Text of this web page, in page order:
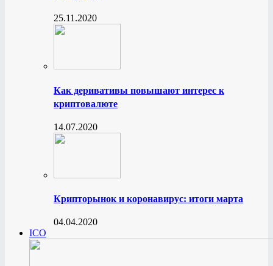
25.11.2020
Как деривативы повышают интерес к
криптовалюте
14.07.2020
Крипторынок и коронавирус: итоги марта
04.04.2020
ICO